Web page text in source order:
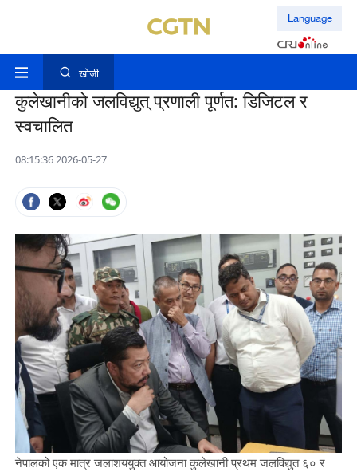
Language
खोजी
कुलेखानीको जलविद्युत् प्रणाली पूर्णत: डिजिटल र
स्वचालित
08:15:36 2026-05-27
नेपालको एक मात्र जलाशययुक्त आयोजना कुलेखानी प्रथम जलविद्युत ६० र